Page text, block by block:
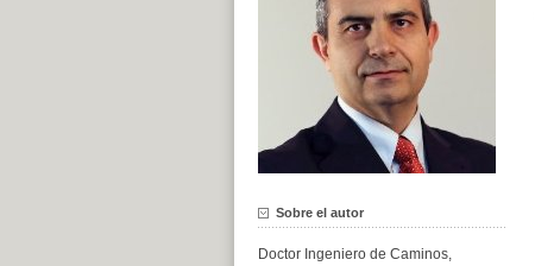
Sobre el autor
Doctor Ingeniero de Caminos,